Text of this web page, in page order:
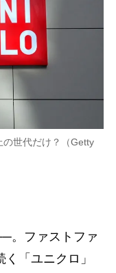
の世代だけ？（Getty
。ファストファ
「ユニクロ」